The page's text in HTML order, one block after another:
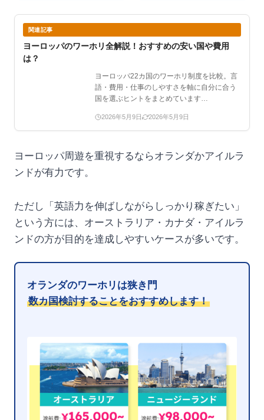
関連記事
ヨーロッパのワーホリ全解説！おすすめの安い国や費用
は？
ヨーロッパ22カ国のワーホリ制度を比較。言
語・費用・仕事のしやすさを軸に自分に合う
国を選ぶヒントをまとめています…
2026年5月9日 2026年5月9日
ヨーロッパ周遊を重視するならオランダかアイルラ
ンドが有力です。
ただし「英語力を伸ばしながらしっかり稼ぎたい」
という方には、オーストラリア・カナダ・アイルラ
ンドの方が目的を達成しやすいケースが多いです。
オランダのワーホリは狭き門
数カ国検討することをおすすめします！